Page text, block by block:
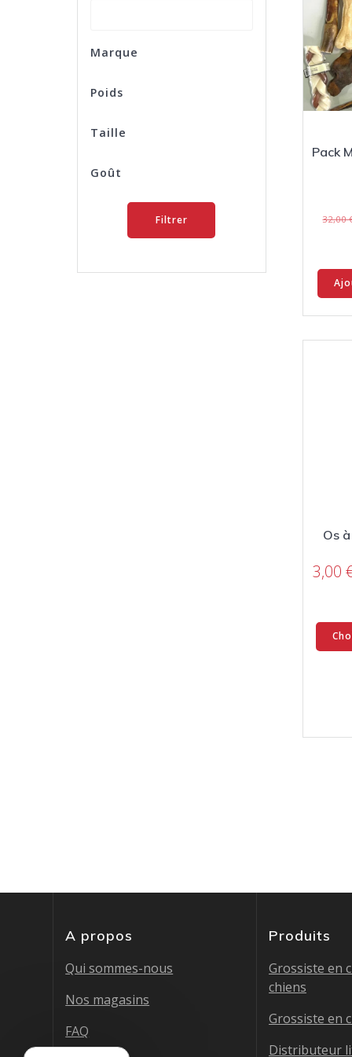
Marque
Poids
Taille
Goût
Filtrer
Pack
32,00
Os
3,00
A propos
Qui sommes-nous
Nos magasins
FAQ
Produits
Grossiste en
chiens
Grossiste en
Distributeur